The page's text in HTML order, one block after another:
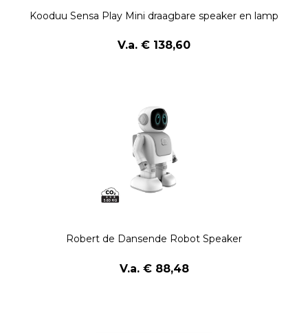
Kooduu Sensa Play Mini draagbare speaker en lamp
V.a. € 138,60
Robert de Dansende Robot Speaker
V.a. € 88,48